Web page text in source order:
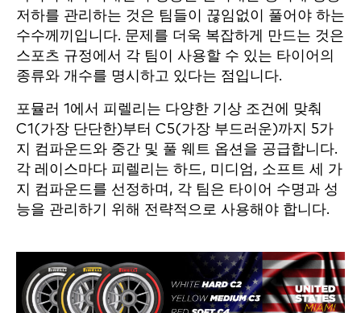
저하를 관리하는 것은 팀들이 끊임없이 풀어야 하는
수수께끼입니다. 문제를 더욱 복잡하게 만드는 것은
스포츠 규정에서 각 팀이 사용할 수 있는 타이어의
종류와 개수를 명시하고 있다는 점입니다.
포뮬러 1에서 피렐리는 다양한 기상 조건에 맞춰
C1(가장 단단한)부터 C5(가장 부드러운)까지 5가
지 컴파운드와 중간 및 풀 웨트 옵션을 공급합니다.
각 레이스마다 피렐리는 하드, 미디엄, 소프트 세 가
지 컴파운드를 선정하며, 각 팀은 타이어 수명과 성
능을 관리하기 위해 전략적으로 사용해야 합니다.